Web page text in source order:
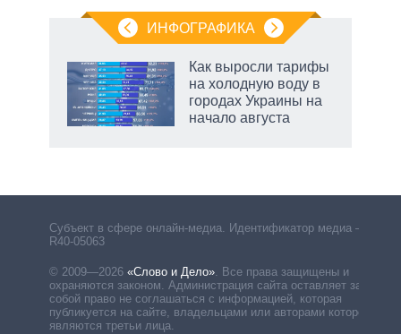
ИНФОГРАФИКА
Как выросли тарифы
на холодную воду в
городах Украины на
начало августа
Субъект в сфере онлайн-медиа. Идентификатор медиа –
R40-05063
© 2009—2026 «Слово и Дело». Все права защищены и
охраняются законом. Администрация сайта оставляет за
собой право не соглашаться с информацией, которая
публикуется на сайте, владельцами или авторами которой
являются третьи лица.